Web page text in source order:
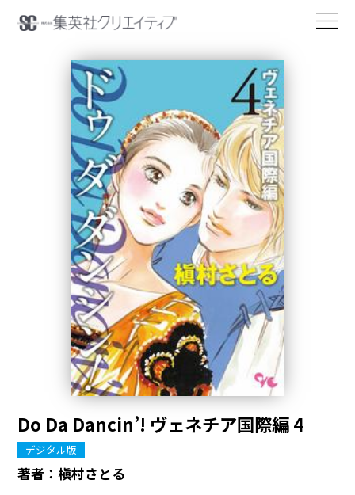
Do Da Dancin’! ヴェネチア国際編 4
デジタル版
著者：槇村さとる